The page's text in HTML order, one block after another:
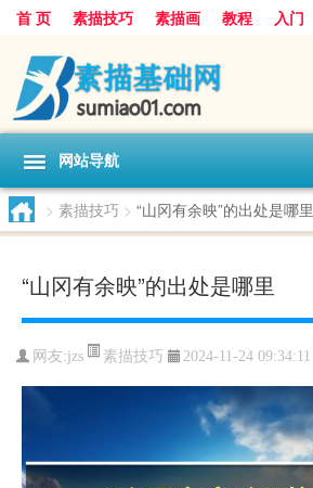
首 页 素描技巧 素描画 教程 入门
基础
超写实
网站导航
> 素描技巧 > “山冈有余映”的出处是哪里
“山冈有余映”的出处是哪里
网友:jzs 素描技巧 2024-11-24 09:34:11